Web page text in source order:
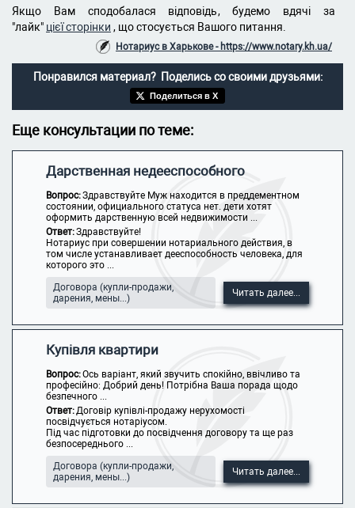
Якщо Вам сподобалася відповідь, будемо вдячі за
"лайк" цієї сторінки , що стосується Вашого питання.
Нотариус в Харькове - https://www.notary.kh.ua/
Понравился материал? Поделись со своими друзьями:
Поделиться в X
Еще консультации по теме:
Дарственная недееспособного
Вопрос:Здравствуйте Муж находится в преддементном
состоянии, официального статуса нет. дети хотят
оформить дарственную всей недвижимости ...
Ответ:Здравствуйте!
Нотариус при совершении нотариального действия, в
том числе устанавливает дееспособность человека, для
которого это ...
Договора (купли-продажи,
дарения, мены...)
Читать далее...
Купівля квартири
Вопрос:Ось варіант, який звучить спокійно, ввічливо та
професійно: Добрий день! Потрібна Ваша порада щодо
безпечного ...
Ответ:Договір купівлі-продажу нерухомості
посвідчується нотаріусом.
Під час підготовки до посвідчення договору та ще раз
безпосереднього ...
Договора (купли-продажи,
дарения, мены...)
Читать далее...